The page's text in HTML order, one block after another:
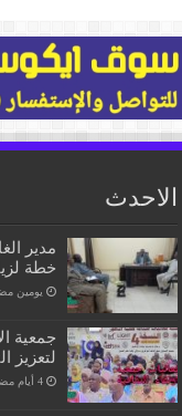
الاحدث
مدير
خطة
‏يومين
جمعية
لتعزيز
‏4 أيام مضت